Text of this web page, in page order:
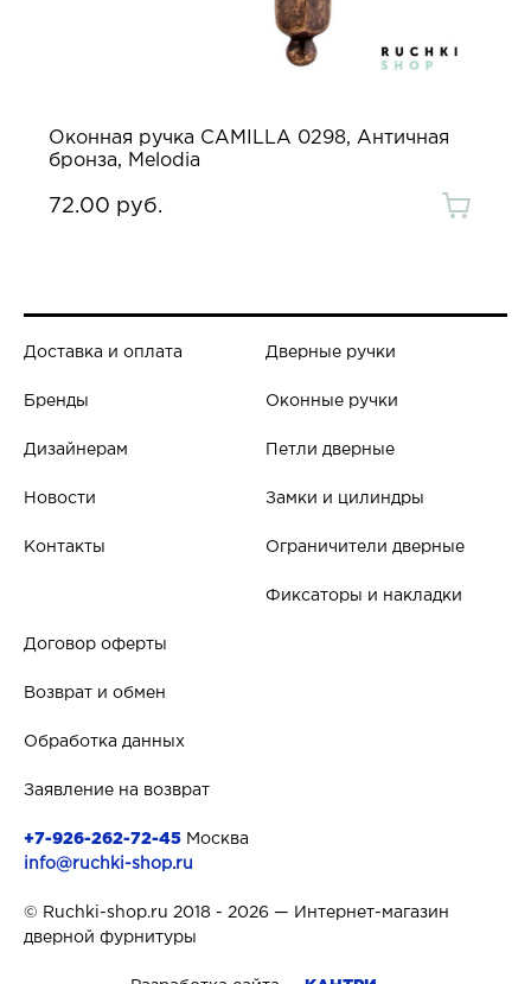
Оконная ручка CAMILLA 0298, Античная
бронза, Melodia
72.00 руб.
Доставка и оплата
Бренды
Дизайнерам
Новости
Контакты
Дверные ручки
Оконные ручки
Петли дверные
Замки и цилиндры
Ограничители дверные
Фиксаторы и накладки
Договор оферты
Возврат и обмен
Обработка данных
Заявление на возврат
+7-926-262-72-45 Москва
info@ruchki-shop.ru
© Ruchki-shop.ru 2018 - 2026 — Интернет-магазин
дверной фурнитуры